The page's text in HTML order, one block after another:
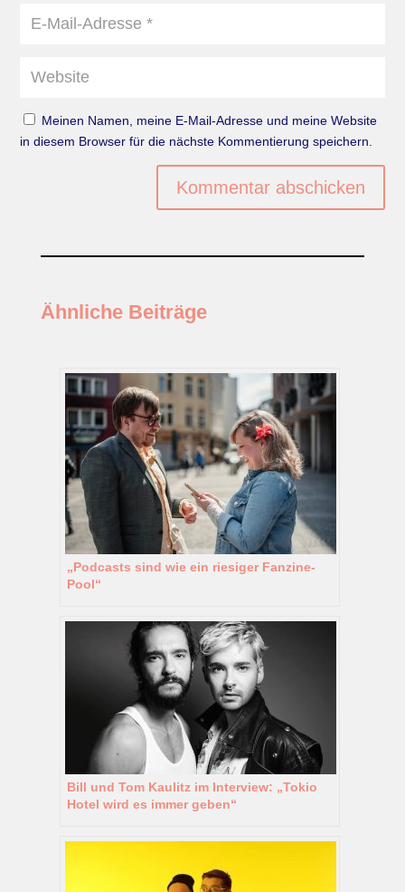
Meinen Namen, meine E-Mail-Adresse und meine Website
in diesem Browser für die nächste Kommentierung speichern.
Kommentar abschicken
Ähnliche Beiträge
„Podcasts sind wie ein riesiger Fanzine-
Pool“
Bill und Tom Kaulitz im Interview: „Tokio
Hotel wird es immer geben“